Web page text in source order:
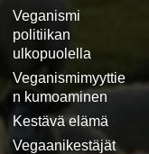
Veganismi
politiikan
ulkopuolella
Veganismimyyttie
n kumoaminen
Kestävä elämä
Vegaanikestäjät